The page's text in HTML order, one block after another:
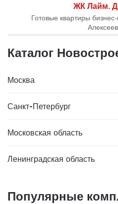
ЖК Лайм.
Готовые квартиры
Каталог
Москва
Санкт-Петербург
Московская область
Ленинградская область
Популярные